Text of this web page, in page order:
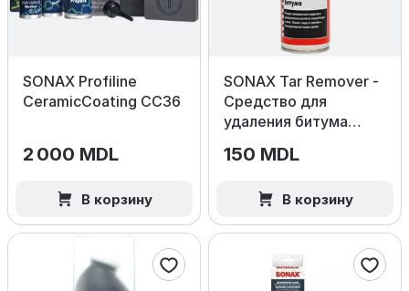
SONAX Profiline
CeramicCoating CC36
2 000 MDL
В корзину
SONAX Tar Remover -
Средство для
удаления битума
150 MDL
В корзину